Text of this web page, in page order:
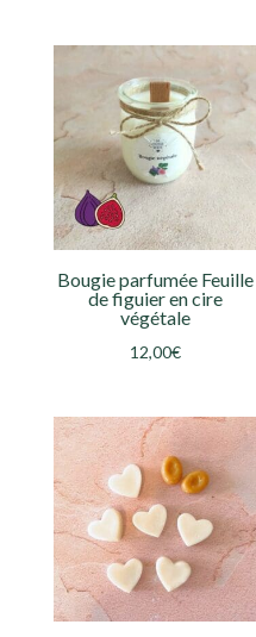
Bougie parfumée Feuille
de figuier en cire
végétale
12,00€